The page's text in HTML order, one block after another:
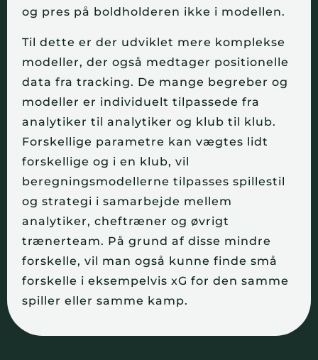
og pres på boldholderen ikke i modellen.
Til dette er der udviklet mere komplekse
modeller, der også medtager positionelle
data fra tracking. De mange begreber og
modeller er individuelt tilpassede fra
analytiker til analytiker og klub til klub.
Forskellige parametre kan vægtes lidt
forskellige og i en klub, vil
beregningsmodellerne tilpasses spillestil
og strategi i samarbejde mellem
analytiker, cheftræner og øvrigt
trænerteam. På grund af disse mindre
forskelle, vil man også kunne finde små
forskelle i eksempelvis xG for den samme
spiller eller samme kamp.